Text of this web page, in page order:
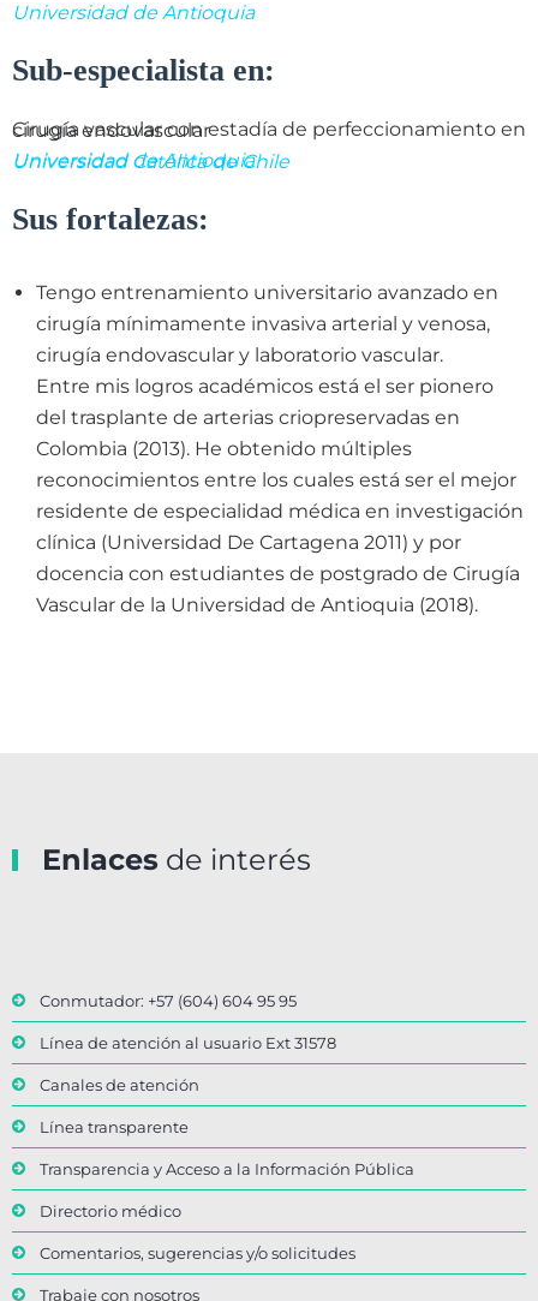
Universidad de Antioquia
Sub-especialista en:
Cirugía vascular con estadía de perfeccionamiento en cirugía endovascular
Universidad de Antioquia
Universidad Católica de Chile
Sus fortalezas:
Tengo entrenamiento universitario avanzado en
cirugía mínimamente invasiva arterial y venosa,
cirugía endovascular y laboratorio vascular.
Entre mis logros académicos está el ser pionero
del trasplante de arterias criopreservadas en
Colombia (2013). He obtenido múltiples
reconocimientos entre los cuales está ser el mejor
residente de especialidad médica en investigación
clínica (Universidad De Cartagena 2011) y por
docencia con estudiantes de postgrado de Cirugía
Vascular de la Universidad de Antioquia (2018).
Enlaces de interés
Conmutador: +57 (604) 604 95 95
Línea de atención al usuario Ext 31578
Canales de atención
Línea transparente
Transparencia y Acceso a la Información Pública
Directorio médico
Comentarios, sugerencias y/o solicitudes
Trabaje con nosotros